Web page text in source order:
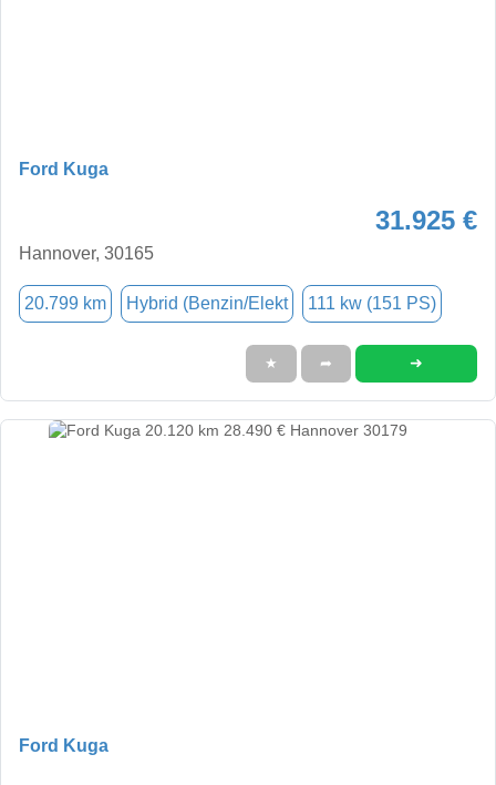
Ford Kuga
31.925 €
Hannover, 30165
20.799 km Hybrid (Benzin/Elekt 111 kw (151 PS)
★ ➦ ➜
Ford Kuga